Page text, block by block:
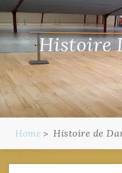
Histoire
Home Histoire de